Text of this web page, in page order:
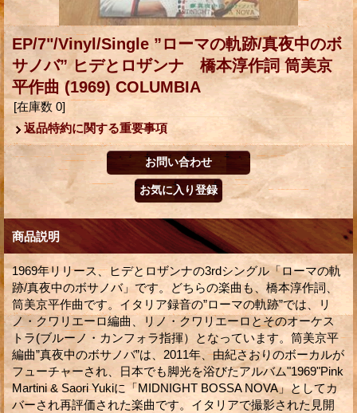
EP/7"/Vinyl/Single ”ローマの軌跡/真夜中のボ
サノバ” ヒデとロザンナ 橋本淳作詞 筒美京
平作曲 (1969) COLUMBIA
[在庫数 0]
返品特約に関する重要事項
商品説明
1969年リリース、ヒデとロザンナの3rdシングル「ローマの軌
跡/真夜中のボサノバ」です。どちらの楽曲も、橋本淳作詞、
筒美京平作曲です。イタリア録音の”ローマの軌跡”では、リ
ノ・クワリエーロ編曲、リノ・クワリエーロとそのオーケス
トラ(ブルーノ・カンフォラ指揮）となっています。筒美京平
編曲”真夜中のボサノバ”は、2011年、由紀さおりのボーカルが
フューチャーされ、日本でも脚光を浴びたアルバム"1969"Pink
Martini & Saori Yukiに「MIDNIGHT BOSSA NOVA」としてカ
バーされ再評価された楽曲です。イタリアで撮影された見開